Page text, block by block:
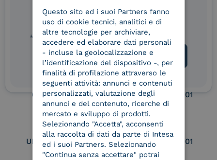
Seal Creation
Service Provider e
Aggregatore SPID
Service Provider e
Aggregatore CIE
Conservatore
qualificato
UNI EN ISO 37001
UNI EN ISO 9001 UNI EN ISO 27001
* campo obbligatorio
ITALIAN
Questo sito ed i suoi Partners fanno
uso di cookie tecnici, analitici e di
altre tecnologie per archiviare,
accedere ed elaborare dati personali
- incluse la geolocalizzazione e
l’identificazione del dispositivo -, per
finalità di profilazione attraverso le
seguenti attività: annunci e contenuti
personalizzati, valutazione degli
annunci e del contenuto, ricerche di
mercato e sviluppo di prodotti.
Selezionando "Accetta", acconsenti
alla raccolta di dati da parte di Intesa
ed i suoi Partners. Selezionando
"Continua senza accettare" potrai